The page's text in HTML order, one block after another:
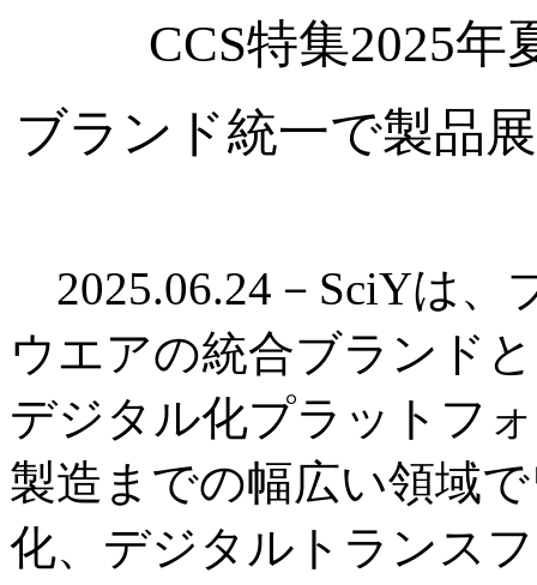
CCS特集2025
ブランド統一で製品
2025.06.24－SciYは、
ウエアの統合ブランド
デジタル化プラットフ
製造までの幅広い領域
化、デジタルトランス